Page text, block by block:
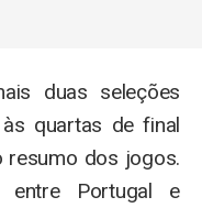
duas seleções
quartas de final
dos jogos.
Portugal e